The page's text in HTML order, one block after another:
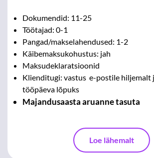
Dokumendid: 11-25
Töötajad: 0-1
Pangad/makselahendused: 1-2
Käibemaksukohustus: jah
Maksudeklaratsioonid
Klienditugi: vastus e-postile hiljemalt
tööpäeva lõpuks
Majandusaasta aruanne tasuta
Loe lähemalt